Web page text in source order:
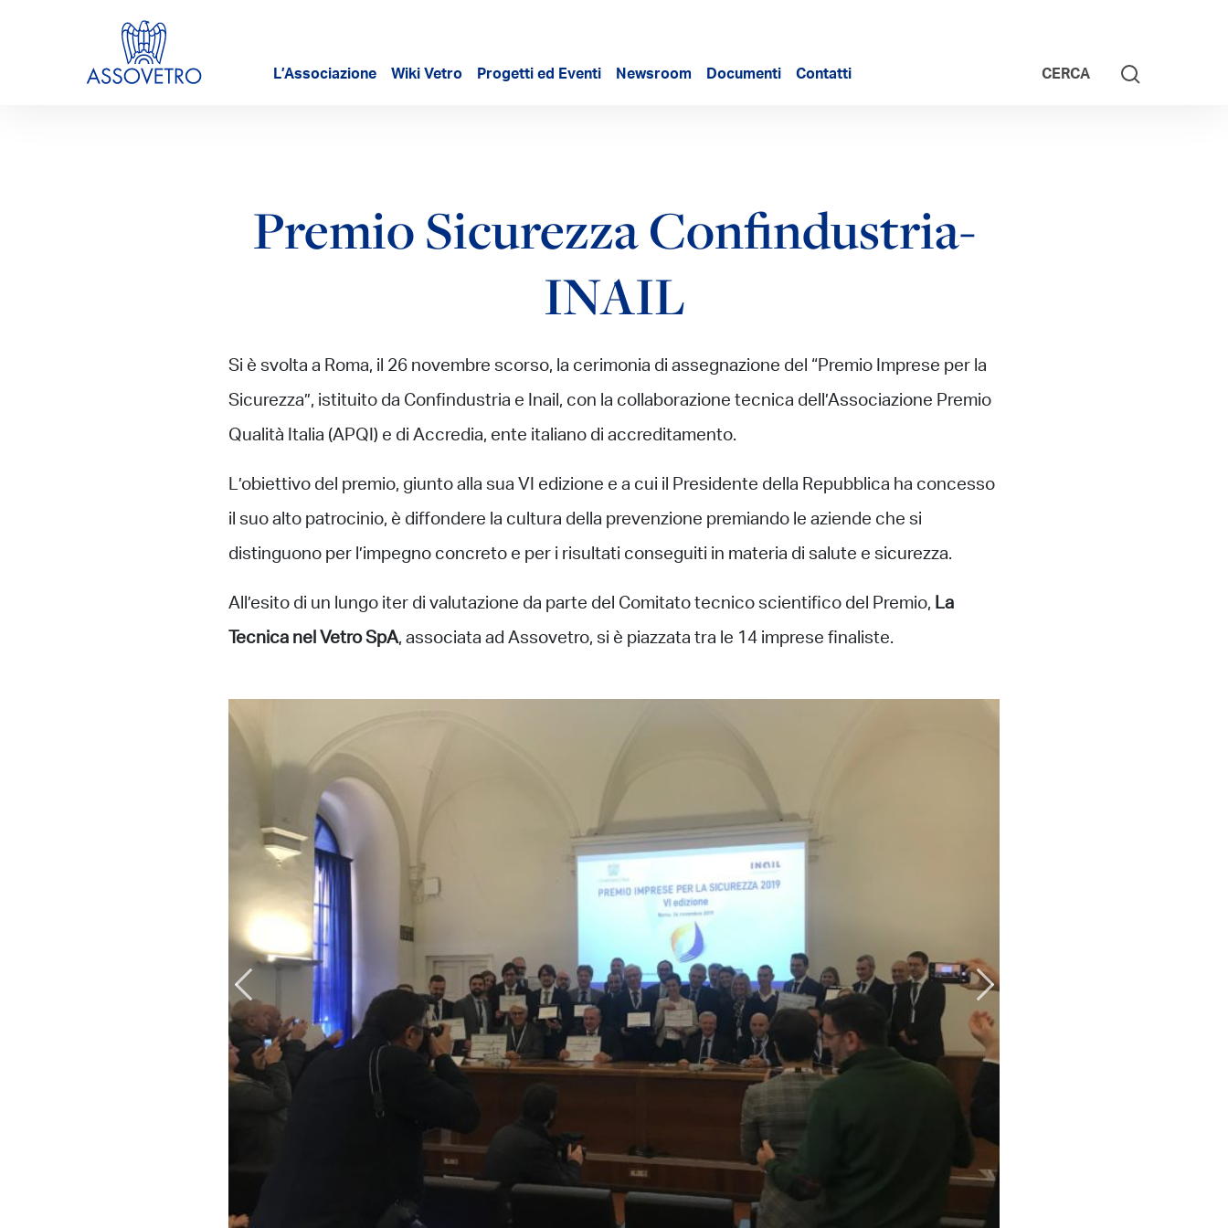
L’Associazione Wiki Vetro Progetti ed Eventi Newsroom Documenti Contatti CERCA
Premio Sicurezza Confindustria-
INAIL
Si è svolta a Roma, il 26 novembre scorso, la cerimonia di assegnazione del “Premio Imprese per la
Sicurezza”, istituito da Confindustria e Inail, con la collaborazione tecnica dell’Associazione Premio
Qualità Italia (APQI) e di Accredia, ente italiano di accreditamento.
L’obiettivo del premio, giunto alla sua VI edizione e a cui il Presidente della Repubblica ha concesso
il suo alto patrocinio, è diffondere la cultura della prevenzione premiando le aziende che si
distinguono per l’impegno concreto e per i risultati conseguiti in materia di salute e sicurezza.
All’esito di un lungo iter di valutazione da parte del Comitato tecnico scientifico del Premio, La
Tecnica nel Vetro SpA, associata ad Assovetro, si è piazzata tra le 14 imprese finaliste.